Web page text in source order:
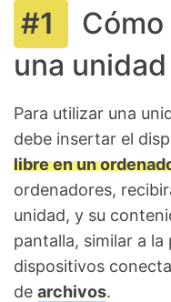
una
Para utilizar una
debe insertar el
libre en un
ordenadores,
unidad, y su
pantalla, similar a
dispositivos
de archivos.